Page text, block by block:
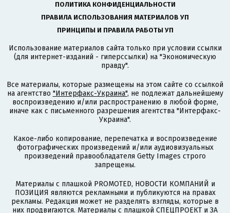
ПОЛИТИКА КОНФИДЕНЦИАЛЬНОСТИ
ПРАВИЛА ИСПОЛЬЗОВАНИЯ МАТЕРИАЛОВ УП
ПРИНЦИПЫ И ПРАВИЛА РАБОТЫ УП
Использование материалов сайта только при условии ссылки
(для интернет-изданий - гиперссылки) на "Экономическую
правду".
Все материалы, которые размещены на этом сайте со ссылкой
на агентство "Интерфакс-Украина", не подлежат дальнейшему
воспроизведению и/или распространению в любой форме,
иначе как с письменного разрешения агентства "Интерфакс-
Украина".
Какое-либо копирование, перепечатка и воспроизведение
фотографических произведений и/или аудиовизуальных
произведений правообладателя Getty Images строго
запрещены.
Материалы с плашкой PROMOTED, НОВОСТИ КОМПАНИЙ и
ПОЗИЦИЯ являются рекламными и публикуются на правах
рекламы. Редакция может не разделять взгляды, которые в
них продвигаются. Материалы с плашкой СПЕЦПРОЕКТ и ЗА